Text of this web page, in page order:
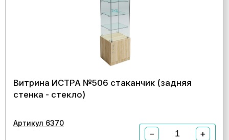
Витрина ИСТРА №506 стаканчик (задняя
стенка - стекло)
Артикул 6370
− +